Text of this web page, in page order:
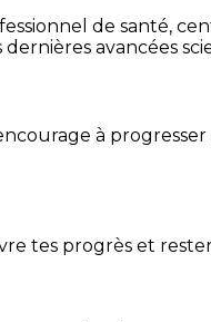
de santé,
avancées
à
tes progrès et